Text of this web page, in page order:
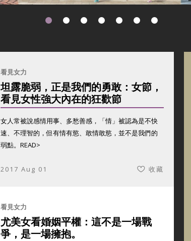
看見女力
坦露脆弱，正是我們的勇敢：女節，
看見女性強大內在的狂歡節
女人常被說感情用事、多愁善感，「情」被認為是不快
速、不理智的，但有情有慾、敢情敢慾，並不是我們的
弱點。 READ>
2017 Aug 01 收藏
看見女力
尤美女看婚姻平權：這不是一場戰
爭，是一場擁抱。